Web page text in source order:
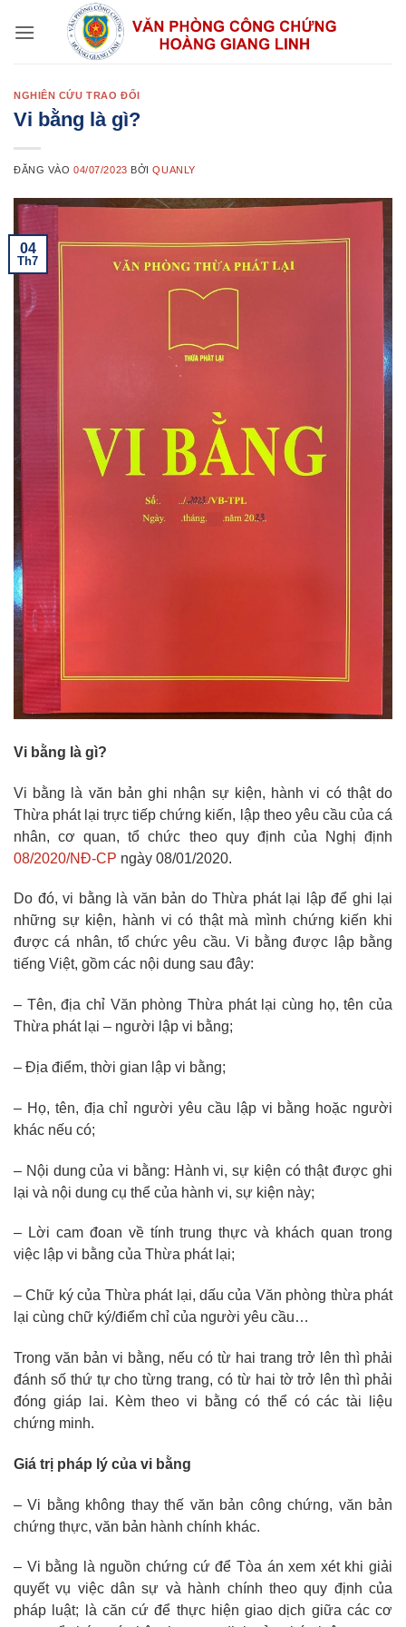
qua
NGHIÊN CỨU TRAO ĐỔI
Vi bằng là gì?
ĐĂNG VÀO04/07/2023 BỞIQUANLY
04
Th7
Vi bằng là gì?
Vi bằng là văn bản ghi nhận sự kiện, hành vi có thật do
Thừa phát lại trực tiếp chứng kiến, lập theo yêu cầu của cá
nhân, cơ quan, tổ chức theo quy định của Nghị định
08/2020/NĐ-CP ngày 08/01/2020.
Do đó, vi bằng là văn bản do Thừa phát lại lập để ghi lại
những sự kiện, hành vi có thật mà mình chứng kiến khi
được cá nhân, tổ chức yêu cầu. Vi bằng được lập bằng
tiếng Việt, gồm các nội dung sau đây:
– Tên, địa chỉ Văn phòng Thừa phát lại cùng họ, tên của
Thừa phát lại – người lập vi bằng;
– Địa điểm, thời gian lập vi bằng;
– Họ, tên, địa chỉ người yêu cầu lập vi bằng hoặc người
khác nếu có;
– Nội dung của vi bằng: Hành vi, sự kiện có thật được ghi
lại và nội dung cụ thể của hành vi, sự kiện này;
– Lời cam đoan về tính trung thực và khách quan trong
việc lập vi bằng của Thừa phát lại;
– Chữ ký của Thừa phát lại, dấu của Văn phòng thừa phát
lại cùng chữ ký/điểm chỉ của người yêu cầu…
Trong văn bản vi bằng, nếu có từ hai trang trở lên thì phải
đánh số thứ tự cho từng trang, có từ hai tờ trở lên thì phải
đóng giáp lai. Kèm theo vi bằng có thể có các tài liệu
chứng minh.
Giá trị pháp lý của vi bằng
– Vi bằng không thay thế văn bản công chứng, văn bản
chứng thực, văn bản hành chính khác.
– Vi bằng là nguồn chứng cứ để Tòa án xem xét khi giải
quyết vụ việc dân sự và hành chính theo quy định của
pháp luật; là căn cứ để thực hiện giao dịch giữa các cơ